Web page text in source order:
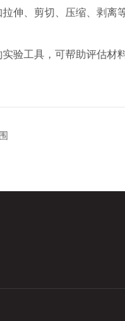
、剪切、压缩、剥离
验工具，可帮助评估材